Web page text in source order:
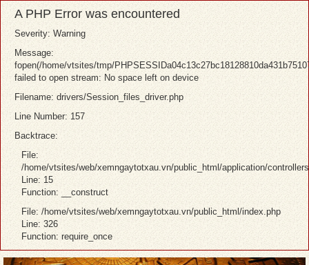
A PHP Error was encountered
Severity: Warning
Message:
fopen(/home/vtsites/tmp/
failed to open stream: No space left on device
Filename: drivers/Session_files_driver.php
Line Number: 157
Backtrace:
File:
/home/vtsites/web/xemngaytotxau.vn/public_html/application/
Line: 15
Function: __construct
File: /home/vtsites/web/xemngaytotxau.vn/public_html/index.php
Line: 326
Function: require_once